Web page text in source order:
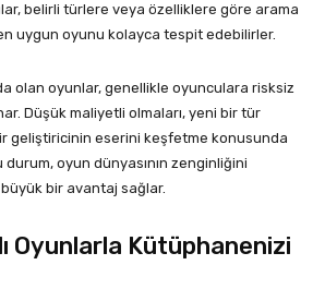
belirli türlere veya özelliklere göre arama
uygun oyunu kolayca tespit edebilirler.
olan oyunlar, genellikle oyunculara risksiz
Düşük maliyetli olmaları, yeni bir tür
geliştiricinin eserini keşfetme konusunda
oyun dünyasının zenginliğini
bir avantaj sağlar.
Oyunlarla Kütüphanenizi